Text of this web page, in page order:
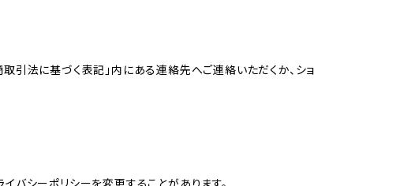
引法に基づく表記」内にある連絡先へご連絡いただくか、ショ
バシーポリシーを変更することがあります。